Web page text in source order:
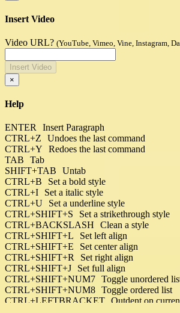
Insert Video
Video URL? (YouTube, Vimeo, Vine, Instagram,
Insert Video
×
Help
ENTER
Insert Paragraph
CTRL+Z
Undoes the last command
CTRL+Y
Redoes the last command
TAB
Tab
SHIFT+TAB
Untab
CTRL+B
Set a bold style
CTRL+I
Set a italic style
CTRL+U
Set a underline style
CTRL+SHIFT+S
Set a strikethrough style
CTRL+BACKSLASH
Clean a style
CTRL+SHIFT+L
Set left align
CTRL+SHIFT+E
Set center align
CTRL+SHIFT+R
Set right align
CTRL+SHIFT+J
Set full align
CTRL+SHIFT+NUM7 Toggle unordered
CTRL+SHIFT+NUM8 Toggle ordered list
CTRL+LEFTBRACKET Outdent on